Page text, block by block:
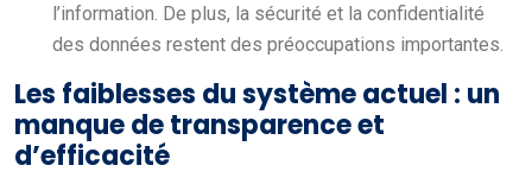
l’information. De plus, la sécurité et la confidentialité
des données restent des préoccupations importantes.
Les faiblesses du système actuel : un
manque de transparence et
d’efficacité